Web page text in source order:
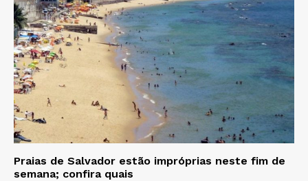
Praias de Salvador estão impróprias neste fim de
semana; confira quais